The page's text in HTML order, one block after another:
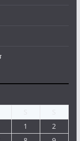
1
2